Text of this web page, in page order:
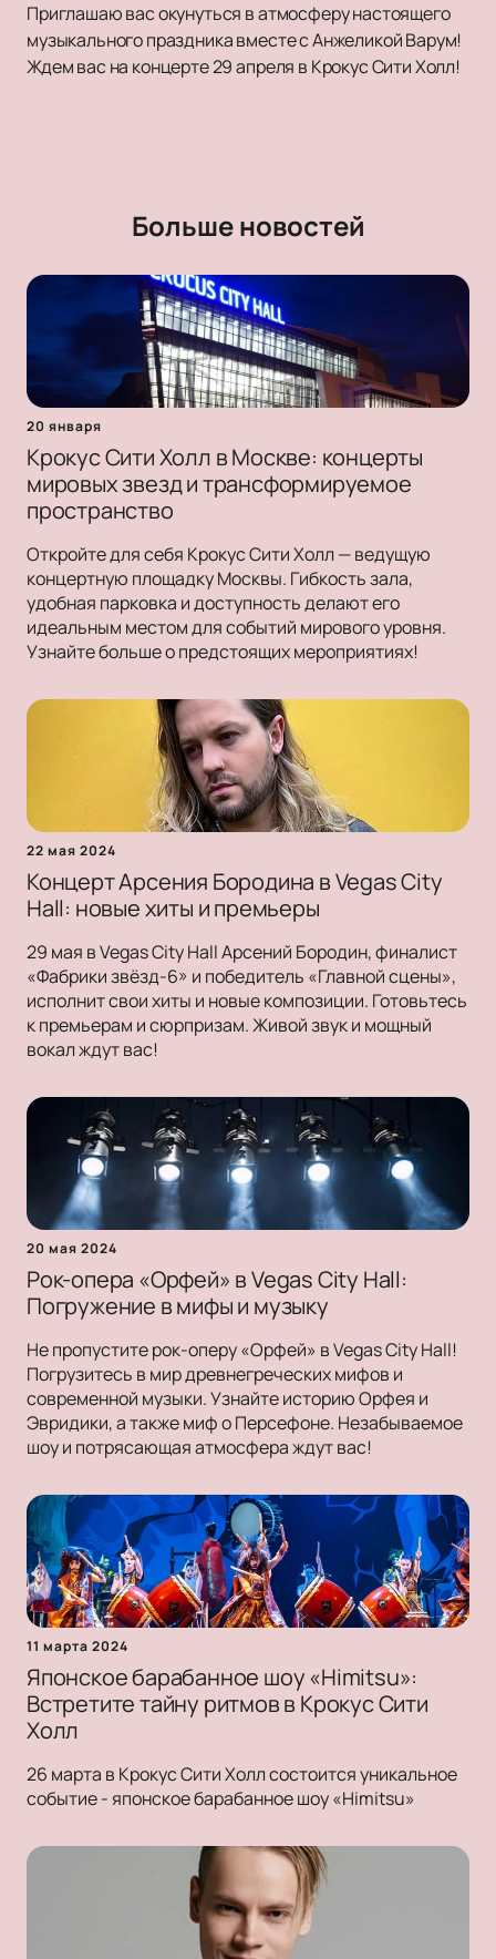
Приглашаю вас окунуться в атмосферу настоящего
музыкального праздника вместе с Анжеликой Варум!
Ждем вас на концерте 29 апреля в Крокус Сити Холл!
Больше новостей
20 января
Крокус Сити Холл в Москве: концерты
мировых звезд и трансформируемое
пространство
Откройте для себя Крокус Сити Холл — ведущую
концертную площадку Москвы. Гибкость зала,
удобная парковка и доступность делают его
идеальным местом для событий мирового уровня.
Узнайте больше о предстоящих мероприятиях!
22 мая 2024
Концерт Арсения Бородина в Vegas City
Hall: новые хиты и премьеры
29 мая в Vegas City Hall Арсений Бородин, финалист
«Фабрики звёзд-6» и победитель «Главной сцены»,
исполнит свои хиты и новые композиции. Готовьтесь
к премьерам и сюрпризам. Живой звук и мощный
вокал ждут вас!
20 мая 2024
Рок-опера «Орфей» в Vegas City Hall:
Погружение в мифы и музыку
Не пропустите рок-оперу «Орфей» в Vegas City Hall!
Погрузитесь в мир древнегреческих мифов и
современной музыки. Узнайте историю Орфея и
Эвридики, а также миф о Персефоне. Незабываемое
шоу и потрясающая атмосфера ждут вас!
11 марта 2024
Японское барабанное шоу «Himitsu»:
Встретите тайну ритмов в Крокус Сити
Холл
26 марта в Крокус Сити Холл состоится уникальное
событие - японское барабанное шоу «Himitsu»